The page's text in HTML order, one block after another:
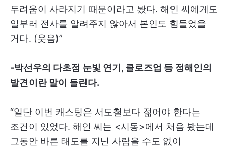
두려움이 사라지기 때문이라고 봤다. 해인 씨에게도
일부러 전사를 알려주지 않아서 본인도 힘들었을
거다. (웃음)”
-박선우의 다초점 눈빛 연기, 클로즈업 등 정해인의
발견이란 말이 들린다.
“일단 이번 캐스팅은 서도철보다 젊어야 한다는
조건이 있었다. 해인 씨는 <시동>에서 처음 봤는데
그동안 바른 태도를 지닌 사람을 수도 없이